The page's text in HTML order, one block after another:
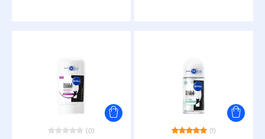
(0) (1)